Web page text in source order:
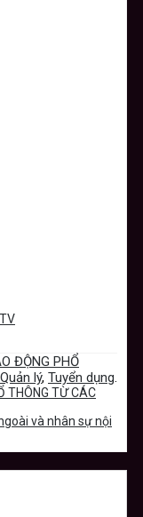
ĐỘNG PHỔ
Quản lý, Tuyển dụng.
THÔNG TỪ CÁC
và nhân sự nội